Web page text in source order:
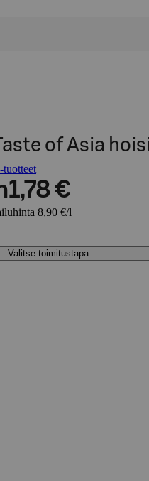
of Asia
1,78 €
8,90 €/l
Valitse toimitustapa